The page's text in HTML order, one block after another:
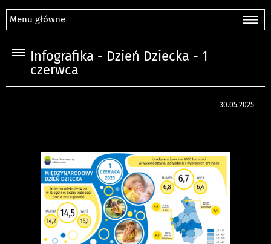
Menu główne
Infografika - Dzień Dziecka - 1
czerwca
30.05.2025